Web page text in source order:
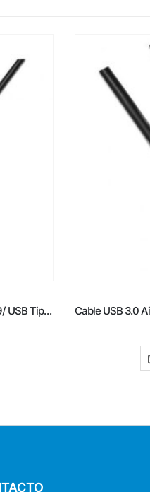
Cable USB 2.0 Impresora Aisens A101-0009/ USB Tipo-B Macho – USB Macho/ Hasta 2.5W/ 60Mbps/ 2m/ Negro